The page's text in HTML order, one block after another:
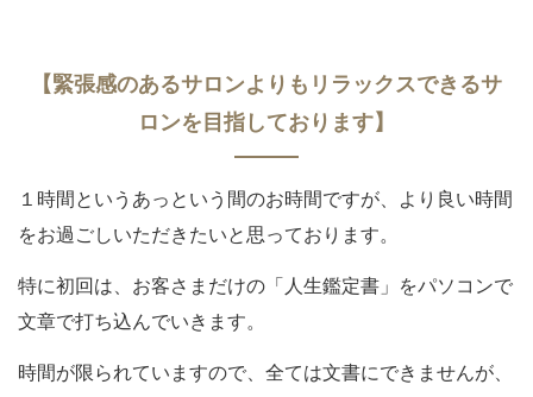
【緊張感のあるサロンよりもリラックスできるサ
ロンを目指しております】
１時間というあっという間のお時間ですが、より良い時間
をお過ごしいただきたいと思っております。
特に初回は、お客さまだけの「人生鑑定書」をパソコンで
文章で打ち込んでいきます。
時間が限られていますので、全ては文書にできませんが、